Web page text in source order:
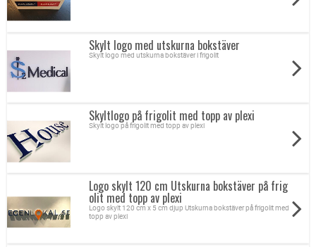
Skylt logo med utskurna bokstäver
Skylt logo med utskurna bokstäver i frigolit
Skyltlogo på frigolit med topp av plexi
Skylt logo på frigolit med topp av plexi
Logo skylt 120 cm Utskurna bokstäver på frig
olit med topp av plexi
Logo skylt 120 cm x 5 cm djup Utskurna bokstäver på frigolit med
topp av plexi